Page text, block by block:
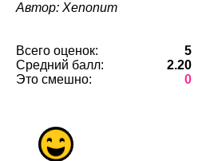
Автор: Xenonum
Всего оценок:
5
Средний балл:
2.20
Это смешно:
0